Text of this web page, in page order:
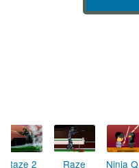
Raze 2 Raze